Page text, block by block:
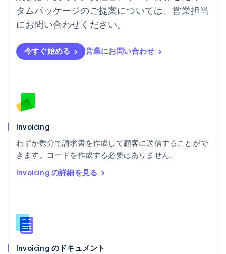
タムパッケージのご提案については、営業担当
にお問い合わせください。
今すぐ始める 営業にお問い合わせ
Invoicing
わずか数分で請求書を作成して顧客に送信することがで
きます。コードを作成する必要はありません。
Invoicing の詳細を見る
Invoicing のドキュメント
ハンガリー
English
フィンランド
ブラジル
PortuguêsEnglish
フランス
English
ベルギー
ポーランド
English
ポルトガル
PortuguêsEnglish
English
Español
ラトビア
リトアニア